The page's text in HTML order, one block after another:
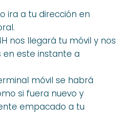
ira a tu dirección en
nos llegará tu móvil y nos
este instante a
móvil se habrá
si fuera nuevo y
empacado a tu